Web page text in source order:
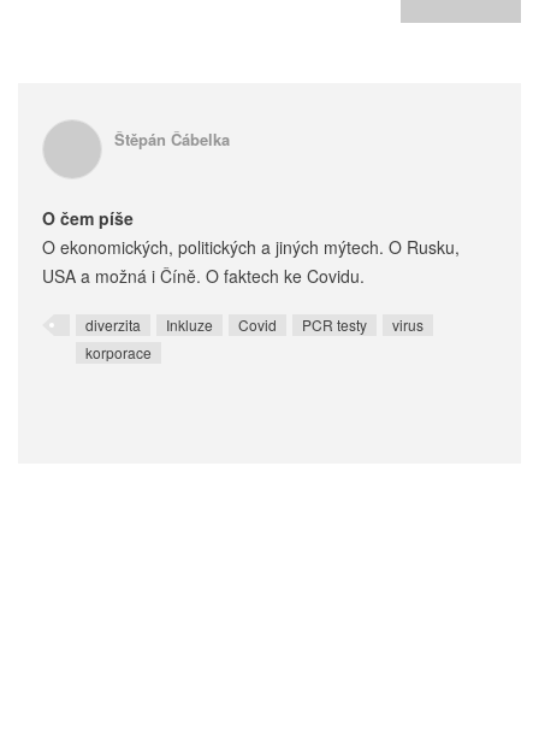
Štěpán Čábelka
O čem píše
O ekonomických, politických a jiných mýtech. O Rusku,
USA a možná i Číně. O faktech ke Covidu.
diverzita Inkluze Covid PCR testy
virus
korporace